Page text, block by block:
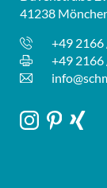
41238
+49
+49